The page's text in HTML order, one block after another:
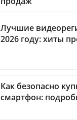
Лучшие
2026 году: хиты
Как безопасно
смартфон: